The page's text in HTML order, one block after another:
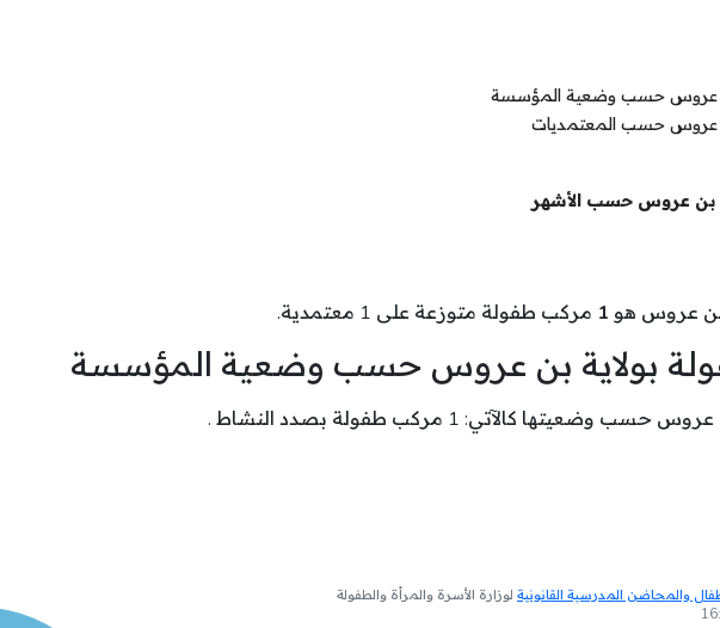
بن عروس حسب وضعية المؤسسة
بن عروس حسب المعتمديات
بن عروس حسب الأشهر
بن عروس هو 1 مركب طفولة متوزعة على 1 معتمدية.
بولاية بن عروس حسب وضعية المؤسسة
كالآتي: 1 مركب طفولة بصدد النشاط .
والمحاضن المدرسية القانونية لوزارة الأسرة والمرأة والطفولة